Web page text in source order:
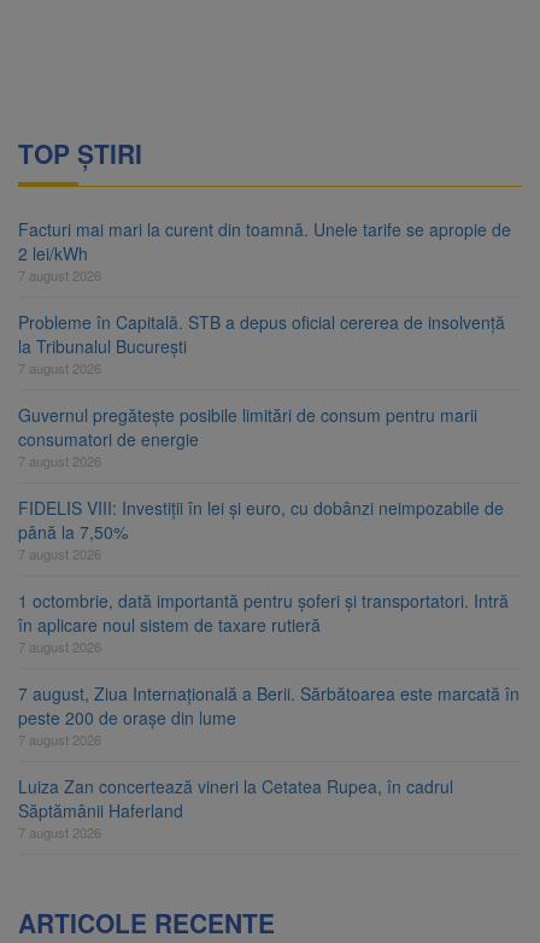
TOP ȘTIRI
Facturi mai mari la curent din toamnă. Unele tarife se apropie de
2 lei/kWh
7 august 2026
Probleme în Capitală. STB a depus oficial cererea de insolvență
la Tribunalul București
7 august 2026
Guvernul pregătește posibile limitări de consum pentru marii
consumatori de energie
7 august 2026
FIDELIS VIII: Investiții în lei și euro, cu dobânzi neimpozabile de
până la 7,50%
7 august 2026
1 octombrie, dată importantă pentru șoferi și transportatori. Intră
în aplicare noul sistem de taxare rutieră
7 august 2026
7 august, Ziua Internațională a Berii. Sărbătoarea este marcată în
peste 200 de orașe din lume
7 august 2026
Luiza Zan concertează vineri la Cetatea Rupea, în cadrul
Săptămânii Haferland
7 august 2026
ARTICOLE RECENTE